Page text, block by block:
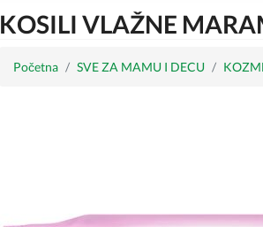
KOSILI VLAŽNE
Početna SVE ZA MAMU I DECU